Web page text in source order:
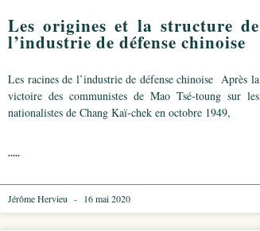
Les origines et la structure de
l’industrie de défense chinoise
Les racines de l’industrie de défense chinoise Après la
victoire des communistes de Mao Tsé-toung sur les
nationalistes de Chang Kaï-chek en octobre 1949,
.....
Jérôme Hervieu 16 mai 2020